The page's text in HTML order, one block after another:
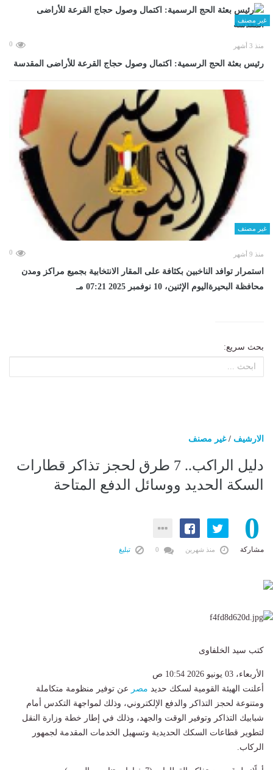
غير مصنف
منذ 3 أشهر 0
رئيس بعثة الحج الرسمية: اكتمال وصول حجاج القرعة للأراضى المقدسة
غير مصنف
منذ 9 أشهر 0
استمرار توافد الناخبين بكثافة على المقار الانتخابية بجميع مراكز ومدن
محافظة البحيرةاليوم الإثنين، 10 نوفمبر 2025 07:21 مـ
بحث سريع:
الارشيف /غير مصنف
دليل الراكب.. 7 طرق لحجز تذاكر قطارات
السكة الحديد ووسائل الدفع المتاحة
0
مشاركة منذ شهرين تبليغ
كتب سيد الخلفاوى
الأربعاء، 03 يونيو 2026 10:54 ص
أعلنت الهيئة القومية لسكك حديد مصر عن توفير منظومة متكاملة
ومتنوعة لحجز التذاكر والدفع الإلكتروني، وذلك لمواجهة التكدس أمام
شبابيك التذاكر وتوفير الوقت والجهد، وذلك في إطار خطة وزارة النقل
لتطوير قطاعات السكك الحديدية وتسهيل الخدمات المقدمة لجمهور
الركاب.